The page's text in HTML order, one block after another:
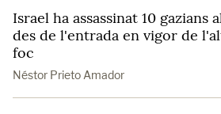
Israel ha assassinat 10 gazians
des de l'entrada en vigor de
foc
Néstor Prieto Amador